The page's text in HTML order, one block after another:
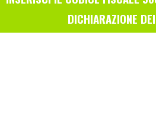
DICHIARAZIONE